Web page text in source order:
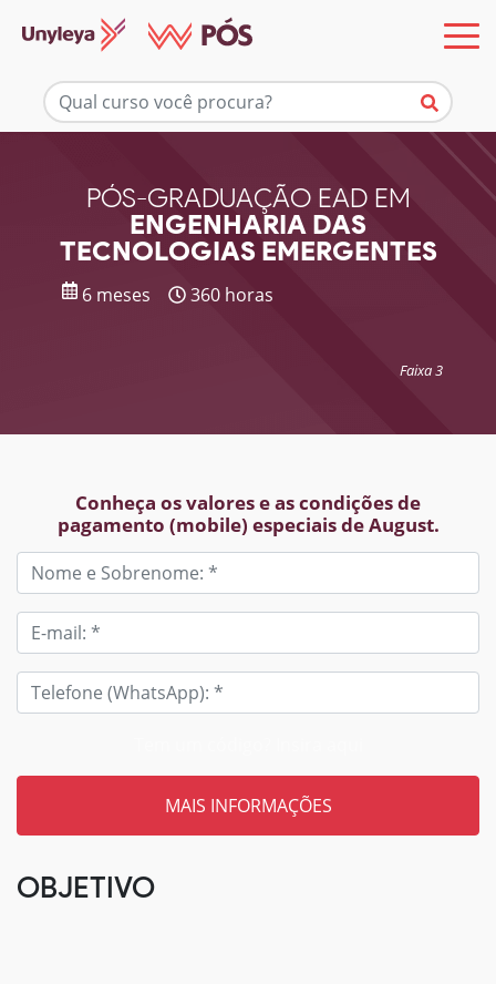
PÓS-GRADUAÇÃO EAD EM
ENGENHARIA DAS
TECNOLOGIAS EMERGENTES
6 meses 360 horas
Faixa 3
Conheça os valores e as condições de
pagamento (mobile) especiais de August.
Mais informações
OBJETIVO